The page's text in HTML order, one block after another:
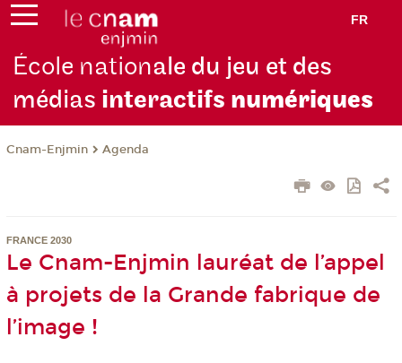
FR
École nationale du jeu et des
médias interactifs numériques
Cnam-Enjmin Agenda
FRANCE 2030
Le Cnam-Enjmin lauréat de l’appel
à projets de la Grande fabrique de
l’image !